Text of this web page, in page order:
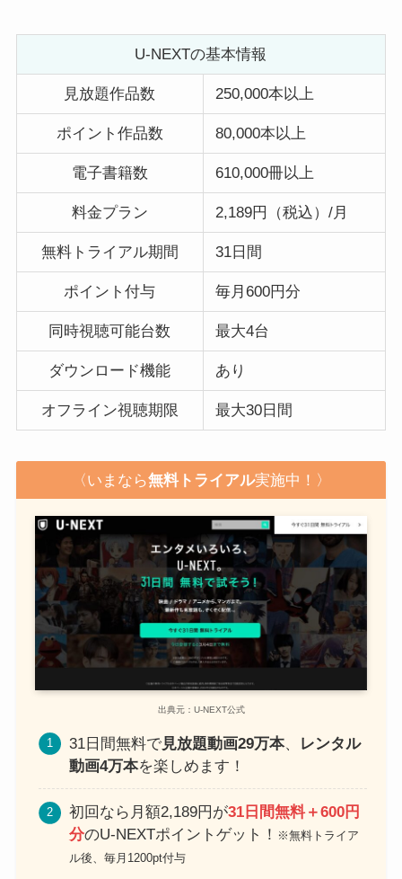
U-NEXTの基本情報
見放題作品数 250,000本以上
ポイント作品数 80,000本以上
電子書籍数 610,000冊以上
料金プラン 2,189円（税込）/月
無料トライアル期間 31日間
ポイント付与 毎月600円分
同時視聴可能台数 最大4台
ダウンロード機能 あり
オフライン視聴期限 最大30日間
〈いまなら無料トライアル実施中！〉
出典元：U-NEXT公式
31日間無料で見放題動画29万本、 レンタル
動画4万本を楽しめます！
初回なら月額2,189円が31日間無料＋600円
分のU-NEXTポイントゲット！ ※無料トライア
ル後、毎月1200pt付与